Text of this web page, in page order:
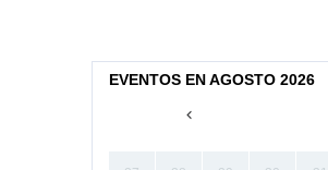
EVENTOS EN AGOSTO 2026